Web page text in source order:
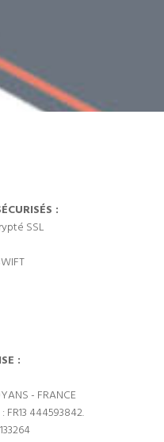
:
SSL
:
- FRANCE
FR13 444593842.